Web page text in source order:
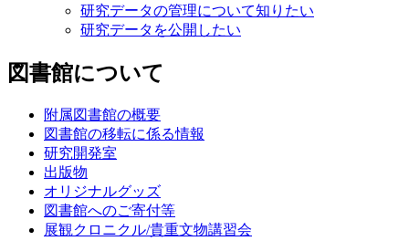
研究データの管理について知りたい
研究データを公開したい
図書館について
附属図書館の概要
図書館の移転に係る情報
研究開発室
出版物
オリジナルグッズ
図書館へのご寄付等
展観クロニクル/貴重文物講習会